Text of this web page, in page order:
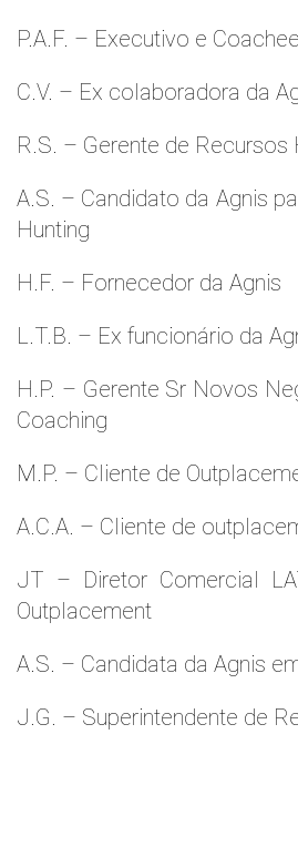
P.A.F. – Executivo e
C.V. – Ex colaboradora da
R.S. – Gerente de Recursos
A.S. – Candidato da Agnis
Hunting
H.F. – Fornecedor da Agnis
L.T.B. – Ex funcionário da
H.P. – Gerente Sr Novos
Coaching
M.P. – Cliente de
A.C.A. – Cliente de
JT – Diretor Comercial
Outplacement
A.S. – Candidata da Agnis
J.G. – Superintendente de